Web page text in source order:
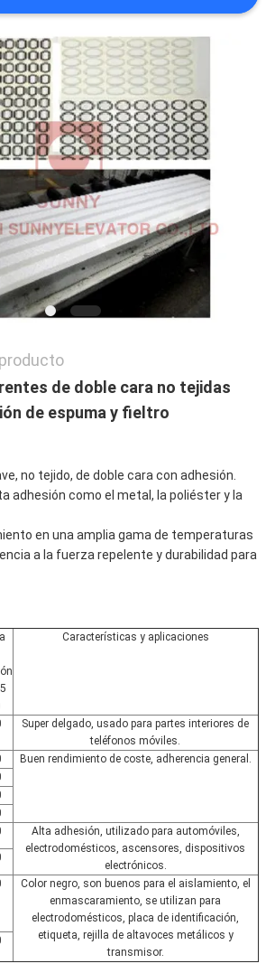
de doble cara no tejidas
de espuma y fieltro
no tejido, de doble cara con adhesión.
adhesión como el metal, la poliéster y la
en una amplia gama de temperaturas
a la fuerza repelente y durabilidad para
Características y aplicaciones
Super delgado, usado para partes interiores de
teléfonos móviles.
Buen rendimiento de coste, adherencia general.
Alta adhesión, utilizado para automóviles,
electrodomésticos, ascensores, dispositivos
electrónicos.
Color negro, son buenos para el aislamiento, el
enmascaramiento, se utilizan para
electrodomésticos, placa de identificación,
etiqueta, rejilla de altavoces metálicos y
transmisor.